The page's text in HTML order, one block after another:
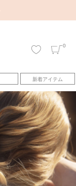
0
新着アイテム